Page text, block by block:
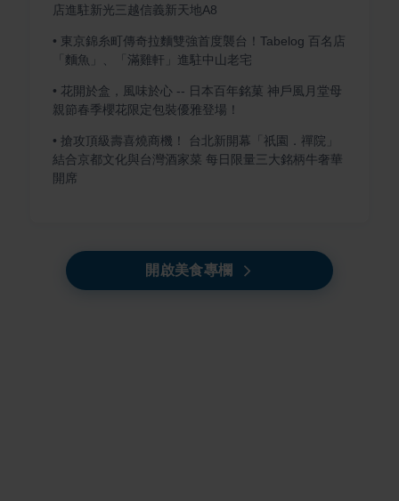
店進駐新光三越信義新天地A8
• 東京錦糸町傳奇拉麵雙強首度襲台！Tabelog 百名店
「麵魚」、「滿雞軒」進駐中山老宅
• 花開於盒，風味於心 -- 日本百年銘菓 神戶風月堂母
親節春季櫻花限定包裝優雅登場！
• 搶攻頂級壽喜燒商機！ 台北新開幕「祇園．禪院」
結合京都文化與台灣酒家菜 每日限量三大銘柄牛奢華
開席
開啟美食專欄